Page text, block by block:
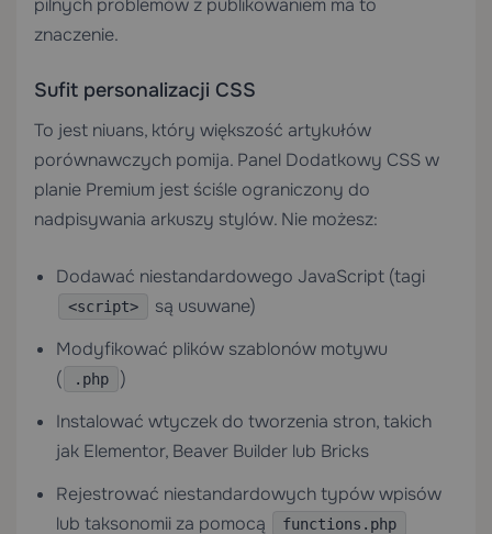
pilnych problemów z publikowaniem ma to
znaczenie.
Sufit personalizacji CSS
To jest niuans, który większość artykułów
porównawczych pomija. Panel Dodatkowy CSS w
planie Premium jest ściśle ograniczony do
nadpisywania arkuszy stylów. Nie możesz:
Dodawać niestandardowego JavaScript (tagi
<script>
są usuwane)
Modyfikować plików szablonów motywu
(
.php
)
Instalować wtyczek do tworzenia stron, takich
jak Elementor, Beaver Builder lub Bricks
Rejestrować niestandardowych typów wpisów
lub taksonomii za pomocą
functions.php